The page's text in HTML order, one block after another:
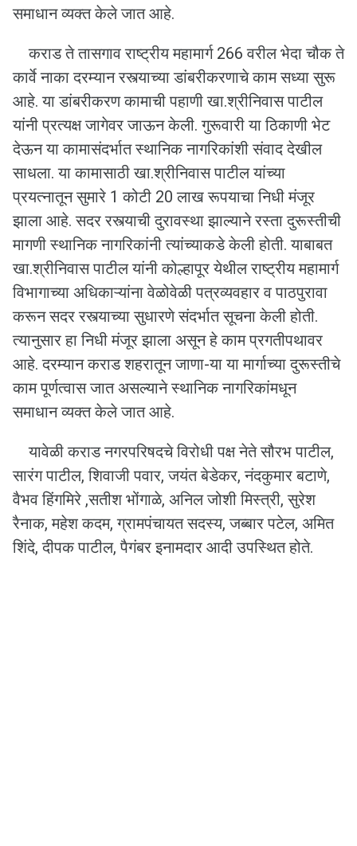
समाधान व्यक्त केले जात आहे.
कराड ते तासगाव राष्ट्रीय महामार्ग 266 वरील भेदा चौक ते
कार्वे नाका दरम्यान रस्त्याच्या डांबरीकरणाचे काम सध्या सुरू
आहे. या डांबरीकरण कामाची पहाणी खा.श्रीनिवास पाटील
यांनी प्रत्यक्ष जागेवर जाऊन केली. गुरूवारी या ठिकाणी भेट
देऊन या कामासंदर्भात स्थानिक नागरिकांशी संवाद देखील
साधला. या कामासाठी खा.श्रीनिवास पाटील यांच्या
प्रयत्नातून सुमारे 1 कोटी 20 लाख रूपयाचा निधी मंजूर
झाला आहे. सदर रस्त्याची दुरावस्था झाल्याने रस्ता दुरूस्तीची
मागणी स्थानिक नागरिकांनी त्यांच्याकडे केली होती. याबाबत
खा.श्रीनिवास पाटील यांनी कोल्हापूर येथील राष्ट्रीय महामार्ग
विभागाच्या अधिकाऱ्यांना वेळोवेळी पत्रव्यवहार व पाठपुरावा
करून सदर रस्त्याच्या सुधारणे संदर्भात सूचना केली होती.
त्यानुसार हा निधी मंजूर झाला असून हे काम प्रगतीपथावर
आहे. दरम्यान कराड शहरातून जाणा-या या मार्गाच्या दुरूस्तीचे
काम पूर्णत्वास जात असल्याने स्थानिक नागरिकांमधून
समाधान व्यक्त केले जात आहे.
यावेळी कराड नगरपरिषदचे विरोधी पक्ष नेते सौरभ पाटील,
सारंग पाटील, शिवाजी पवार, जयंत बेडेकर, नंदकुमार बटाणे,
वैभव हिंगमिरे ,सतीश भोंगाळे, अनिल जोशी मिस्त्री, सुरेश
रैनाक, महेश कदम, ग्रामपंचायत सदस्य, जब्बार पटेल, अमित
शिंदे, दीपक पाटील, पैगंबर इनामदार आदी उपस्थित होते.